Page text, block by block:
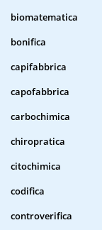
biomatematica
bonifica
capifabbrica
capofabbrica
carbochimica
chiropratica
citochimica
codifica
controverifica